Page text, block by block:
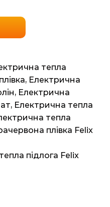
тепла
, Електрична
, Електрична
, Електрична тепла
тепла
плівка Felix
підлога Felix